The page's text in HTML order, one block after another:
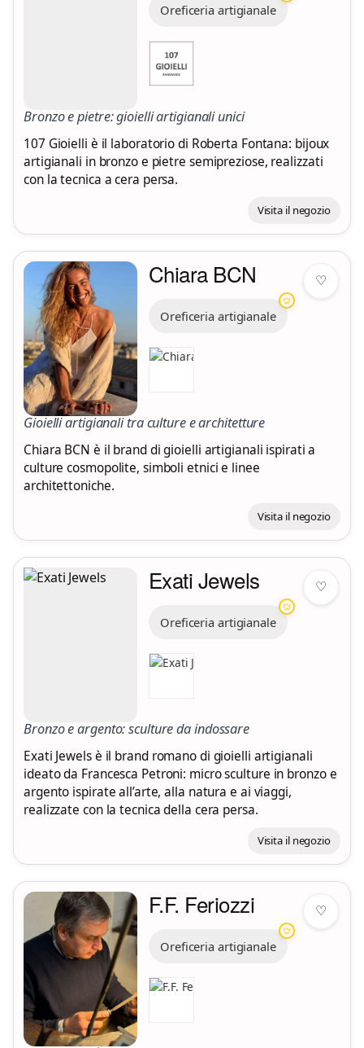
Oreficeria artigianale
Bronzo e pietre: gioielli artigianali unici
107 Gioielli è il laboratorio di Roberta Fontana: bijoux
artigianali in bronzo e pietre semipreziose, realizzati
con la tecnica a cera persa.
Visita il negozio
♡
Chiara BCN
Oreficeria artigianale
Gioielli artigianali tra culture e architetture
Chiara BCN è il brand di gioielli artigianali ispirati a
culture cosmopolite, simboli etnici e linee
architettoniche.
Visita il negozio
♡
Exati Jewels
Oreficeria artigianale
Bronzo e argento: sculture da indossare
Exati Jewels è il brand romano di gioielli artigianali
ideato da Francesca Petroni: micro sculture in bronzo e
argento ispirate all’arte, alla natura e ai viaggi,
realizzate con la tecnica della cera persa.
Visita il negozio
♡
F.F. Feriozzi
Oreficeria artigianale